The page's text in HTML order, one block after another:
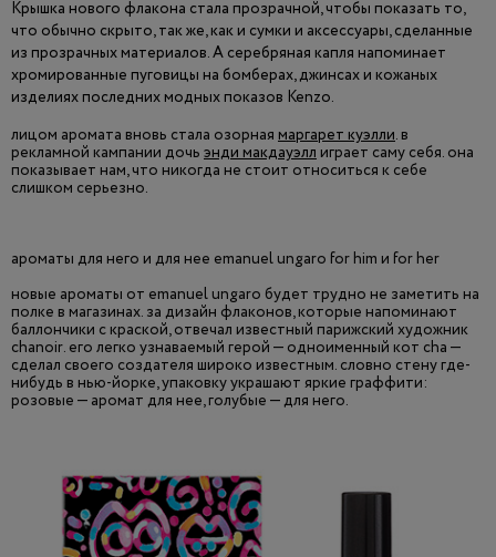
Крышка нового флакона стала прозрачной, чтобы показать то,
что обычно скрыто, так же, как и сумки и аксессуары, сделанные
из прозрачных материалов. А серебряная капля напоминает
хромированные пуговицы на бомберах, джинсах и кожаных
изделиях последних модных показов Kenzo.
лицом аромата вновь стала озорная маргарет куэлли. в
рекламной кампании дочь энди макдауэллиграет саму себя. она
показывает нам, что никогда не стоит относиться к себе
слишком серьезно.
ароматы для него и для нее emanuel ungaro for him и for her
новые ароматы от emanuel ungaro будет трудно не заметить на
полке в магазинах. за дизайн флаконов, которые напоминают
баллончики с краской, отвечал известный парижский художник
chanoir. его легко узнаваемый герой — одноименный кот cha —
сделал своего создателя широко известным. словно стену где-
нибудь в нью-йорке, упаковку украшают яркие граффити:
розовые — аромат для нее, голубые — для него.